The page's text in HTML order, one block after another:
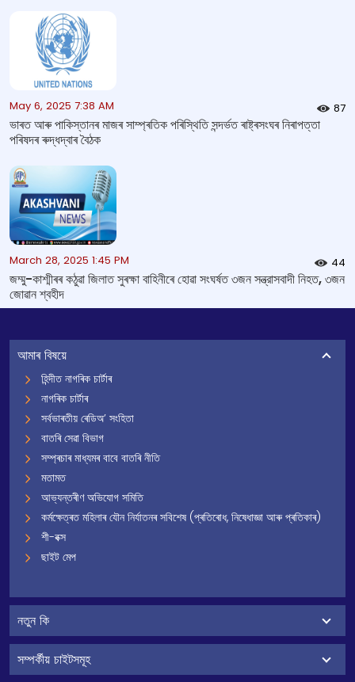
May 6, 2025 7:38 AM 87
ভাৰত আৰু পাকিস্তানৰ মাজৰ সাম্প্ৰতিক পৰিস্থিতি সন্দৰ্ভত ৰাষ্ট্ৰসংঘৰ নিৰাপত্তা
পৰিষদৰ ৰুদ্ধদ্বাৰ বৈঠক
March 28, 2025 1:45 PM 44
জম্মু-কাশ্মীৰৰ কঠুৱা জিলাত সুৰক্ষা বাহিনীৰে হোৱা সংঘৰ্ষত ৩জন সন্ত্রাসবাদী নিহত, ৩জন
জোৱান শ্বহীদ
আমাৰ বিষয়ে
হিন্দীত নাগৰিক চাৰ্টাৰ
নাগৰিক চাৰ্টাৰ
সৰ্বভাৰতীয় ৰেডিঅ’ সংহিতা
বাতৰি সেৱা বিভাগ
সম্প্ৰচাৰ মাধ্যমৰ বাবে বাতৰি নীতি
মতামত
আভ্যন্তৰীণ অভিযোগ সমিতি
কৰ্মক্ষেত্ৰত মহিলাৰ যৌন নিৰ্যাতনৰ সবিশেষ (প্ৰতিৰোধ, নিষেধাজ্ঞা আৰু প্ৰতিকাৰ)
শী-বক্স
ছাইট মেপ
নতুন কি
সম্পৰ্কীয় চাইটসমূহ